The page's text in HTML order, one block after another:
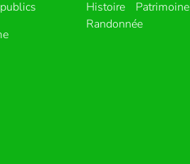
Histoire Patrimoine
Randonnée